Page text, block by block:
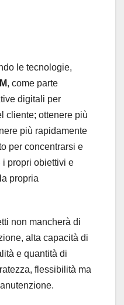
le tecnologie,
, come parte
digitali per
cliente; ottenere più
più rapidamente
per concentrarsi e
propri obiettivi e
propria
non mancherà di
alta capacità di
e quantità di
flessibilità ma